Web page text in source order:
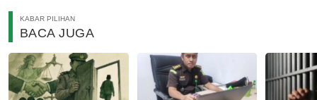
KABAR PILIHAN
BACA JUGA